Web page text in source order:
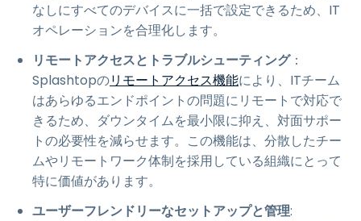
なしにすべてのデバイスに一括で設定できるため、IT
オペレーションを合理化します。
リモートアクセスとトラブルシューティング：
Splashtopのリモートアクセス機能により、ITチーム
はあらゆるエンドポイントの問題にリモートで対応で
きるため、ダウンタイムを最小限に抑え、対面サポー
トの必要性を減らせます。この機能は、分散したチー
ムやリモートワーク体制を採用している組織にとって
特に価値があります。
ユーザーフレンドリーなセットアップと管理: